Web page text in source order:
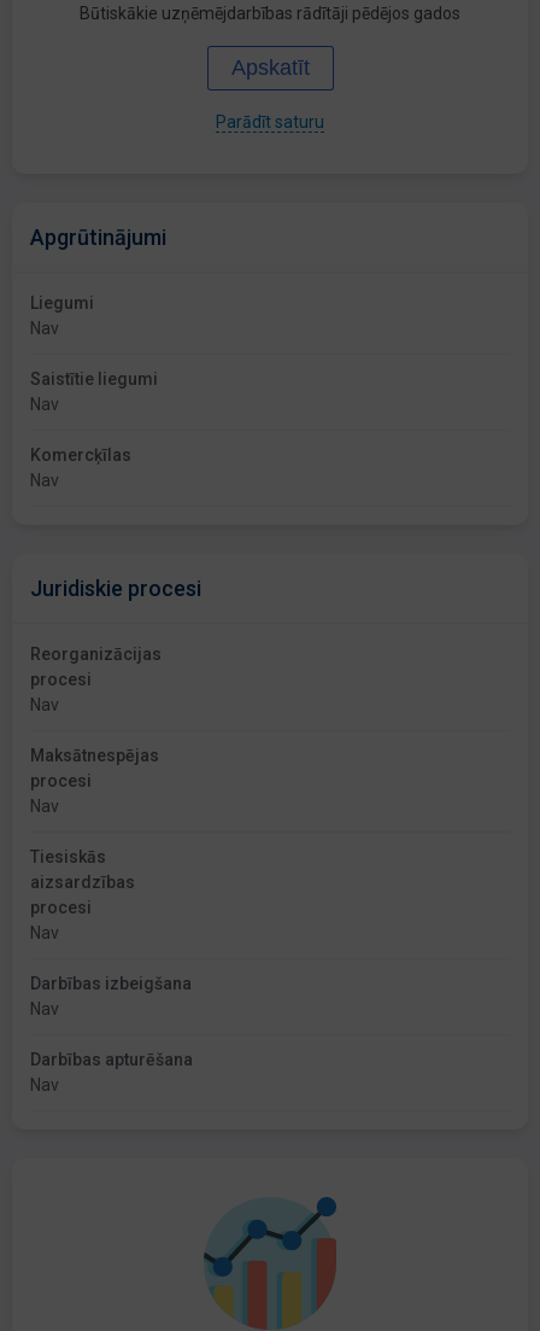
Būtiskākie uzņēmējdarbības rādītāji pēdējos gados
Apskatīt
Parādīt saturu
Apgrūtinājumi
Liegumi
Nav
Saistītie liegumi
Nav
Komercķīlas
Nav
Juridiskie procesi
Reorganizācijas
procesi
Nav
Maksātnespējas
procesi
Nav
Tiesiskās
aizsardzības
procesi
Nav
Darbības izbeigšana
Nav
Darbības apturēšana
Nav